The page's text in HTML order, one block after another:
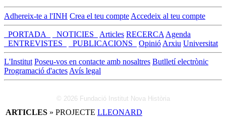
Adhereix-te a l'INH Crea el teu compte Accedeix al teu compte
_PORTADA_ _NOTICIES_ Articles RECERCA Agenda
_ENTREVISTES_
_PUBLICACIONS_ Opinió Arxiu Universitat
L'Institut Poseu-vos en contacte amb nosaltres Butlletí electrònic
Programació d'actes Avís legal
© 2026 Fundació Institut Nova Història
ARTICLES » PROJECTE LLEONARD